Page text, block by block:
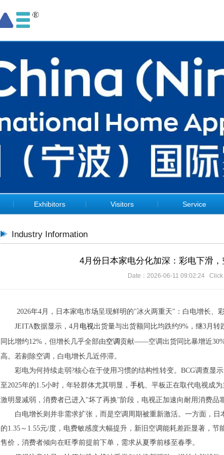
Exhibitors Visitors Service
Industry Information
4月份日本家电分化加深：彩电下滑，
Date：2026-06-11 09:02:24 Click
2026年4月，日本家电市场呈现鲜明的"冰火两重天"：白电增长、彩
JEITA数据显示，4月 电视出货量与出货额同比均跌约9%，继3月
同比增约12%，但增长几乎全部由空调贡献——空调出货同比暴增近
高。若剔除空调，白电增长几近停滞。
彩电为何持续走弱?核心在于使用习惯的结构性转变。BCG调查显示
至2025年的1.5小时，年轻群体尤其明显， 手机、平板正在取代电视成
激明显减弱，消费者已进入"坏了再换"阶段，电视正加速向耐用消费品
白电增长则并非需求扩张，而是空调周期被重新激活。一方面，日
的1.35～1.55元/度，电费敏感度大幅提升，新旧空调能耗差距显著，
售价，消费者倾向在旺季前提前下单，需求从夏季前移至春季。